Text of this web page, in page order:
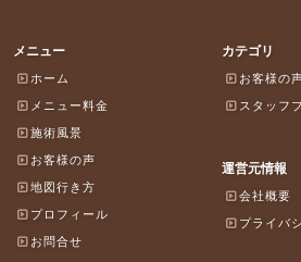
メニュー
ホーム
メニュー料金
施術風景
お客様の声
地図行き方
プロフィール
お問合せ
カテゴリ
お客様の
スタッフ
運営元情報
会社概要
プライバ